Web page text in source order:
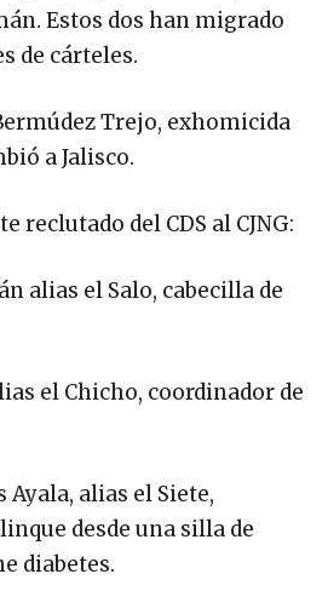
Estos dos han migrado
de cárteles.
Trejo, exhomicida
a Jalisco.
reclutado del CDS al CJNG:
alias el Salo, cabecilla de
el Chicho, coordinador de
Ayala, alias el Siete,
desde una silla de
diabetes.